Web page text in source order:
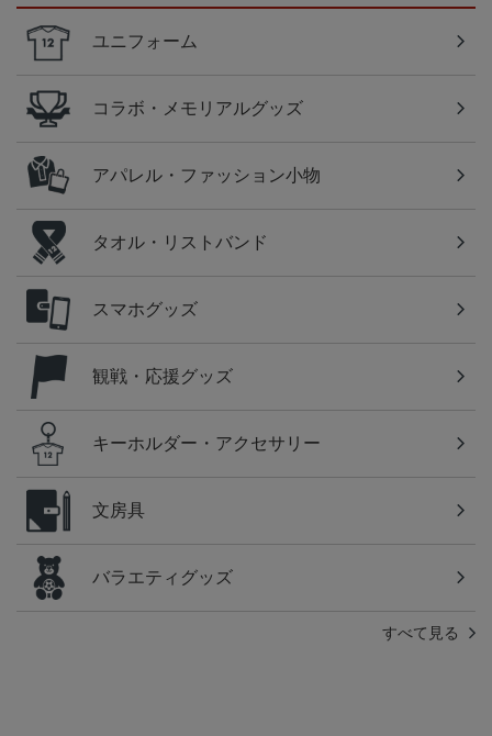
ユニフォーム
コラボ・メモリアルグッズ
アパレル・ファッション小物
タオル・リストバンド
スマホグッズ
観戦・応援グッズ
キーホルダー・アクセサリー
文房具
バラエティグッズ
すべて見る